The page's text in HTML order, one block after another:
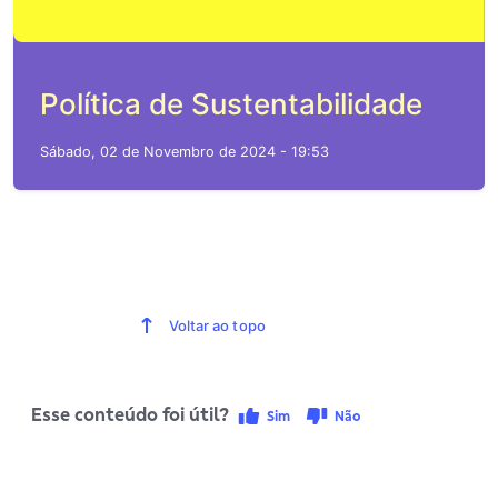
Política de Sustentabilidade
Sábado, 02 de Novembro de 2024 - 19:53
Voltar ao topo
Esse conteúdo foi útil? Sim Não